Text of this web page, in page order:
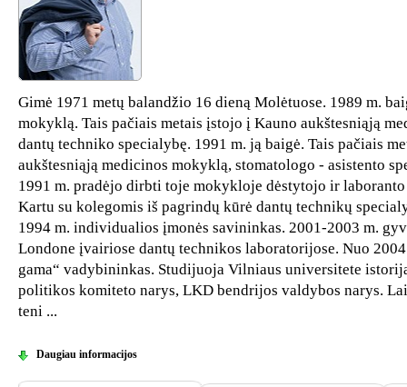
Gimė 1971 metų balandžio 16 dieną Molėtuose. 1989 m.
mokyklą. Tais pačiais metais įstojo į Kauno aukštesniąją
dantų techniko specialybę. 1991 m. ją baigė. Tais pačiais
aukštesniąją medicinos mokyklą, stomatologo - asistento
1991 m. pradėjo dirbti toje mokykloje dėstytojo ir laboranto
Kartu su kolegomis iš pagrindų kūrė dantų technikų
1994 m. individualios įmonės savininkas. 2001-2003 m.
Londone įvairiose dantų technikos laboratorijose. Nuo
gama“ vadybininkas. Studijuoja Vilniaus universitete
politikos komiteto narys, LKD bendrijos valdybos narys.
teni ...
Daugiau informacijos